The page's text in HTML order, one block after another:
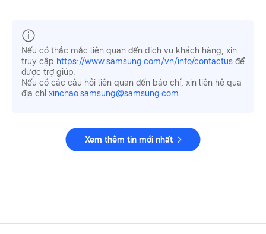
Nếu có thắc mắc liên quan đến dịch vụ khách hàng, xin
truy cập https://www.samsung.com/vn/info/contactus để
được trợ giúp.
Nếu có các câu hỏi liên quan đến báo chí, xin liên hệ qua
địa chỉ xinchao.samsung@samsung.com.
Xem thêm tin mới nhất